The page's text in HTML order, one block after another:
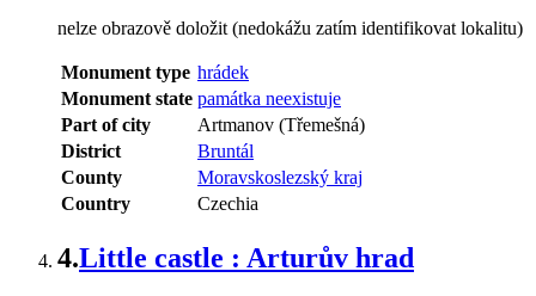
nelze obrazově doložit (nedokážu zatím identifikovat lokalitu)
Monument type hrádek
Monument state památka neexistuje
Part of city
Artmanov (Třemešná)
District
Bruntál
County
Moravskoslezský kraj
Country
Czechia
4.Little castle : Arturův hrad